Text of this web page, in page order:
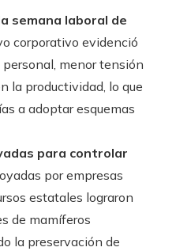
semana laboral de
corporativo evidenció
menor tensión
la productividad, lo que
a adoptar esquemas
para controlar
por empresas
estatales lograron
de mamíferos
la preservación de